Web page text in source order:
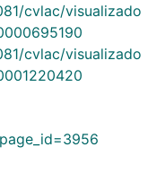
cvlac/visualizado
cvlac/visualizado